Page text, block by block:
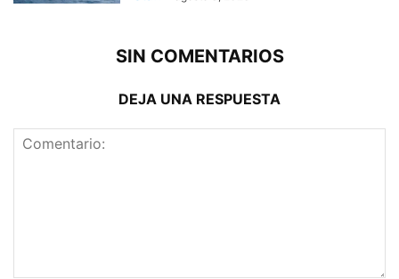
SIN COMENTARIOS
DEJA UNA RESPUESTA